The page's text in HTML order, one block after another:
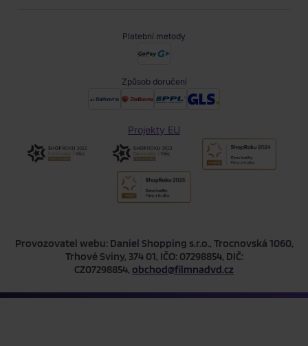
Platební metody
Způsob doručení
Projekty EU
Provozovatel webu: Daniel Shopping s.r.o., Trocnovská 1060,
Trhové Sviny, 374 01, IČO: 07298854, DIČ:
CZ07298854, obchod@filmnadvd.cz